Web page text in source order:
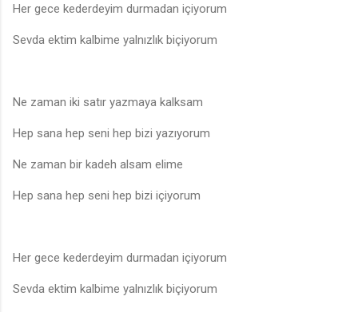
Her gece kederdeyim durmadan içiyorum
Sevda ektim kalbime yalnızlık biçiyorum
Ne zaman iki satır yazmaya kalksam
Hep sana hep seni hep bizi yazıyorum
Ne zaman bir kadeh alsam elime
Hep sana hep seni hep bizi içiyorum
Her gece kederdeyim durmadan içiyorum
Sevda ektim kalbime yalnızlık biçiyorum